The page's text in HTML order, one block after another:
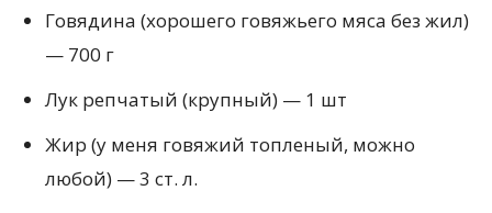
Говядина (хорошего говяжьего мяса без жил)
— 700 г
Лук репчатый (крупный) — 1 шт
Жир (у меня говяжий топленый, можно
любой) — 3 ст. л.